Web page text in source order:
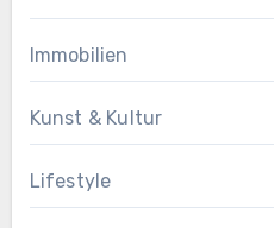
Immobilien
Kunst & Kultur
Lifestyle